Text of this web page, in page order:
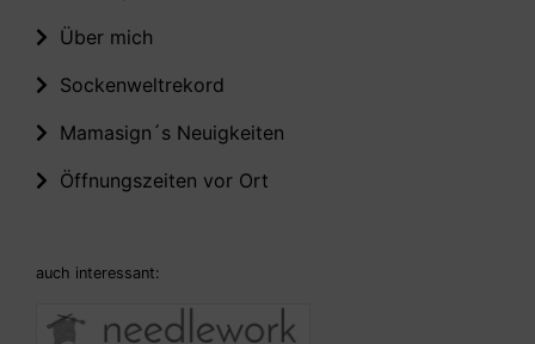
Über mich
Sockenweltrekord
Mamasign´s Neuigkeiten
Öffnungszeiten vor Ort
auch interessant: